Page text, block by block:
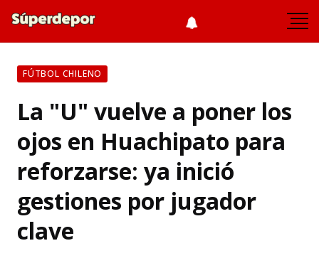
FÚTBOL CHILENO
La "U" vuelve a poner los
ojos en Huachipato para
reforzarse: ya inició
gestiones por jugador
clave